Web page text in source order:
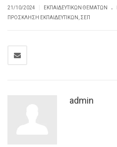
21/10/2024 ΕΚΠΑΙΔΕΥΤΙΚΏΝ ΘΕΜΆΤΩΝ .
ΠΡΌΣΚΛΗΣΗ ΕΚΠΑΙΔΕΥΤΙΚΏΝ
ΣΕΠ
admin